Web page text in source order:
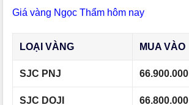
Giá vàng Ngọc Thẩm hôm nay
LOẠI VÀNG MUA VÀO
SJC PNJ 66.900.000
SJC DOJI 66.800.000